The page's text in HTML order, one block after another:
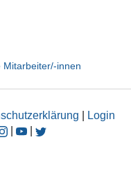
Mitarbeiter/-innen
Login